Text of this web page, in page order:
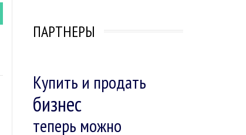
ПАРТНЕРЫ
Купить и продать
бизнес
теперь можно